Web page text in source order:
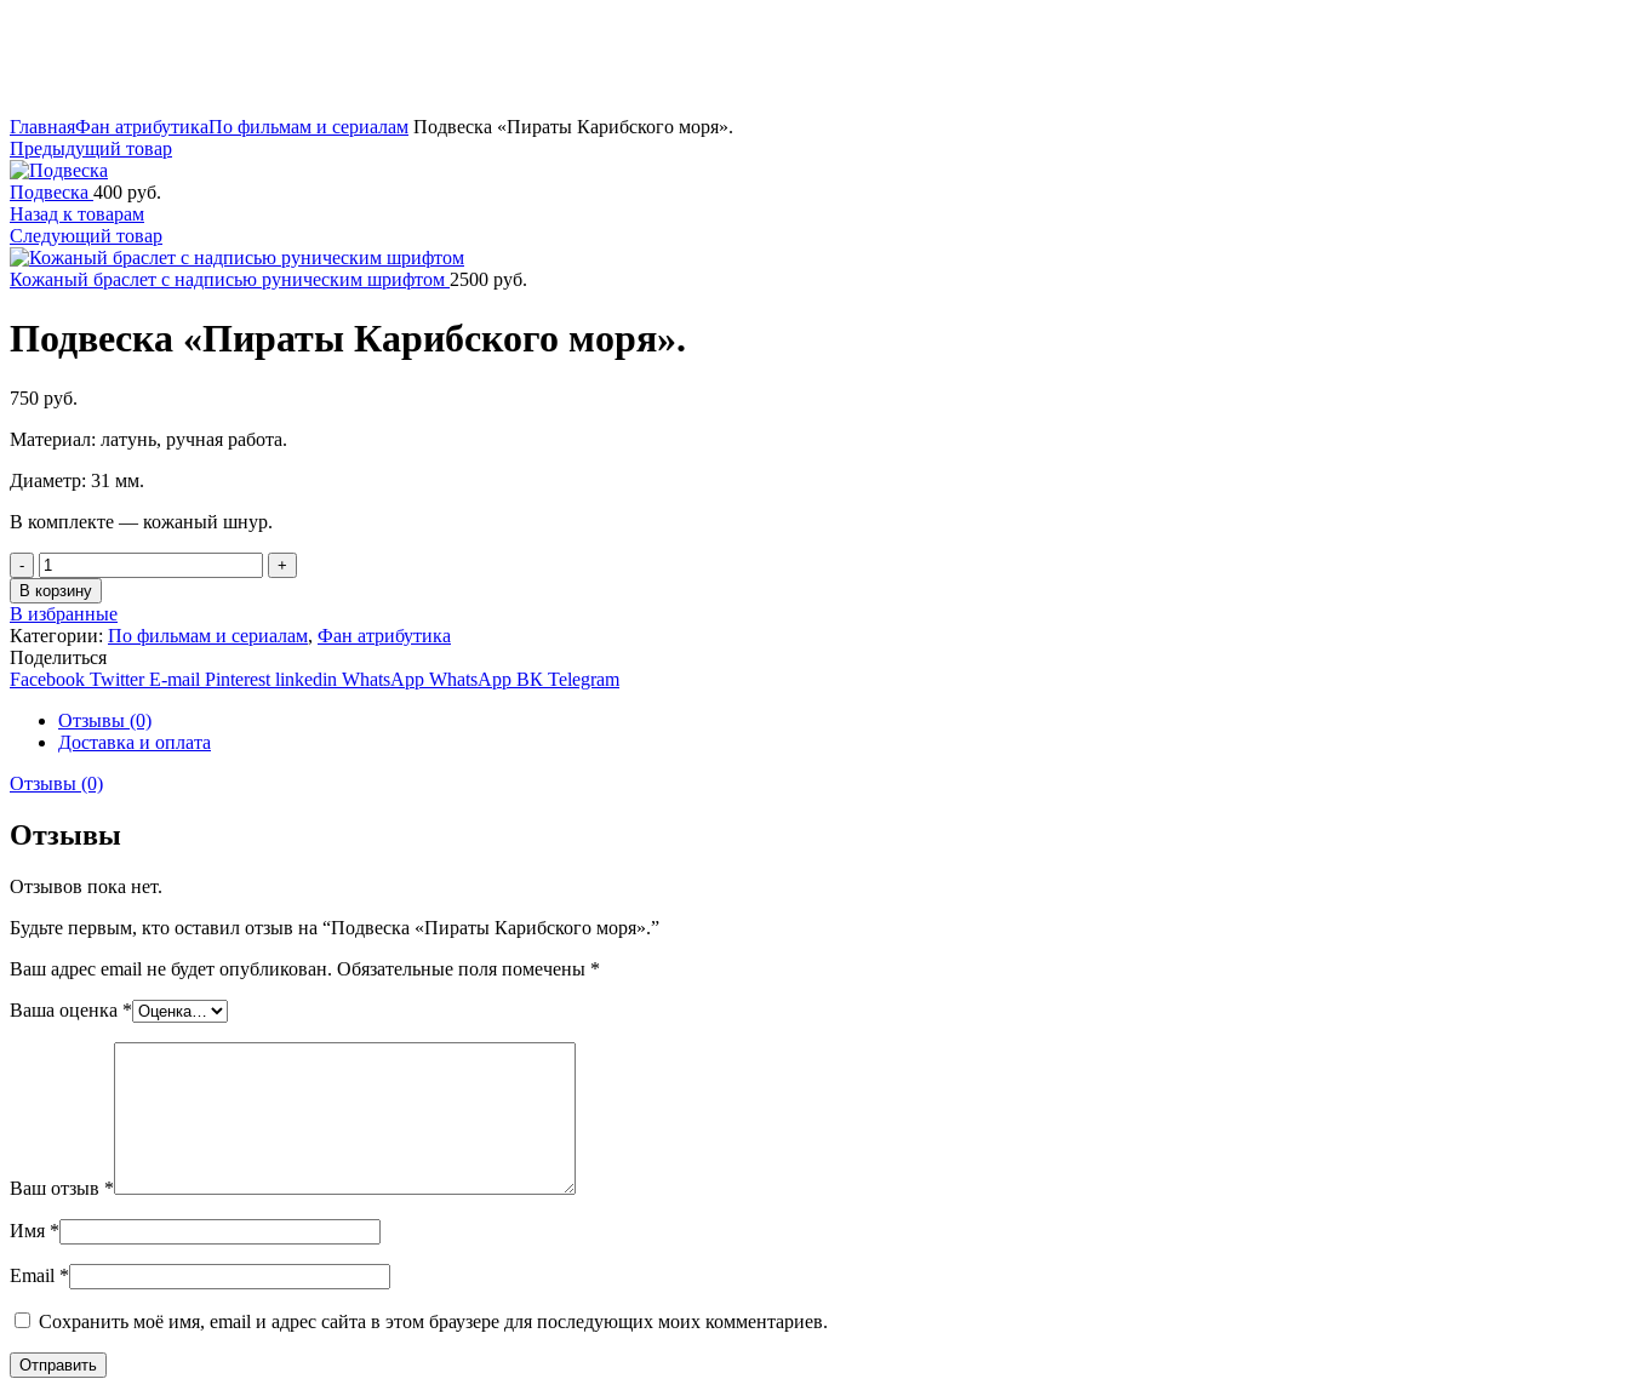
ГлавнаяФан атрибутикаПо фильмам и сериалам Подвеска «Пираты Карибского моря».
Предыдущий товар
Подвеска 400 руб.
Назад к товарам
Следующий товар
Кожаный браслет с надписью руническим шрифтом 2500 руб.
Подвеска «Пираты Карибского моря».
750 руб.
Материал: латунь, ручная работа.
Диаметр: 31 мм.
В комплекте — кожаный шнур.
Количество
В корзину
В избранные
Категории: По фильмам и сериалам, Фан атрибутика
Поделиться
Facebook Twitter E-mail Pinterest linkedin WhatsApp WhatsApp ВК Telegram
Отзывы (0)
Доставка и оплата
Отзывы (0)
Отзывы
Отзывов пока нет.
Будьте первым, кто оставил отзыв на “Подвеска «Пираты Карибского моря».”
Ваш адрес email не будет опубликован. Обязательные поля помечены *
Ваша оценка *
Ваш отзыв *
Имя *
Email *
Сохранить моё имя, email и адрес сайта в этом браузере для последующих моих комментариев.